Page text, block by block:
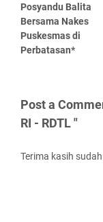
Posyandu Balita
Bersama Nakes
Puskesmas di
Perbatasan*
Post a
RI - RDTL "
Terima kasih